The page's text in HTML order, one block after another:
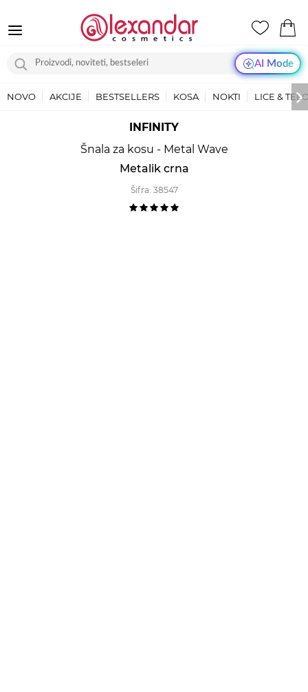
AI Mode
NOVO AKCIJE BESTSELLERS KOSA NOKTI LICE &
INFINITY
Šnala za kosu - Metal Wave
Metalik crna
Šifra: 38547